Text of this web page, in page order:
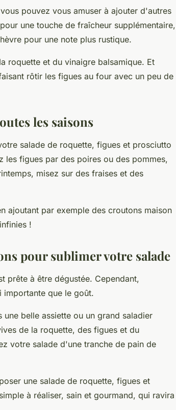
pouvez vous amuser à ajouter d'autres
une touche de fraîcheur supplémentaire,
pour une note plus rustique.
roquette et du vinaigre balsamique. Et
rôtir les figues au four avec un peu de
les saisons
salade de roquette, figues et prosciutto
les figues par des poires ou des pommes,
misez sur des fraises et des
ajoutant par exemple des croutons maison
!
pour sublimer votre salade
prête à être dégustée. Cependant,
importante que le goût.
belle assiette ou un grand saladier
de la roquette, des figues et du
votre salade d'une tranche de pain de
une salade de roquette, figues et
à réaliser, sain et gourmand, qui ravira